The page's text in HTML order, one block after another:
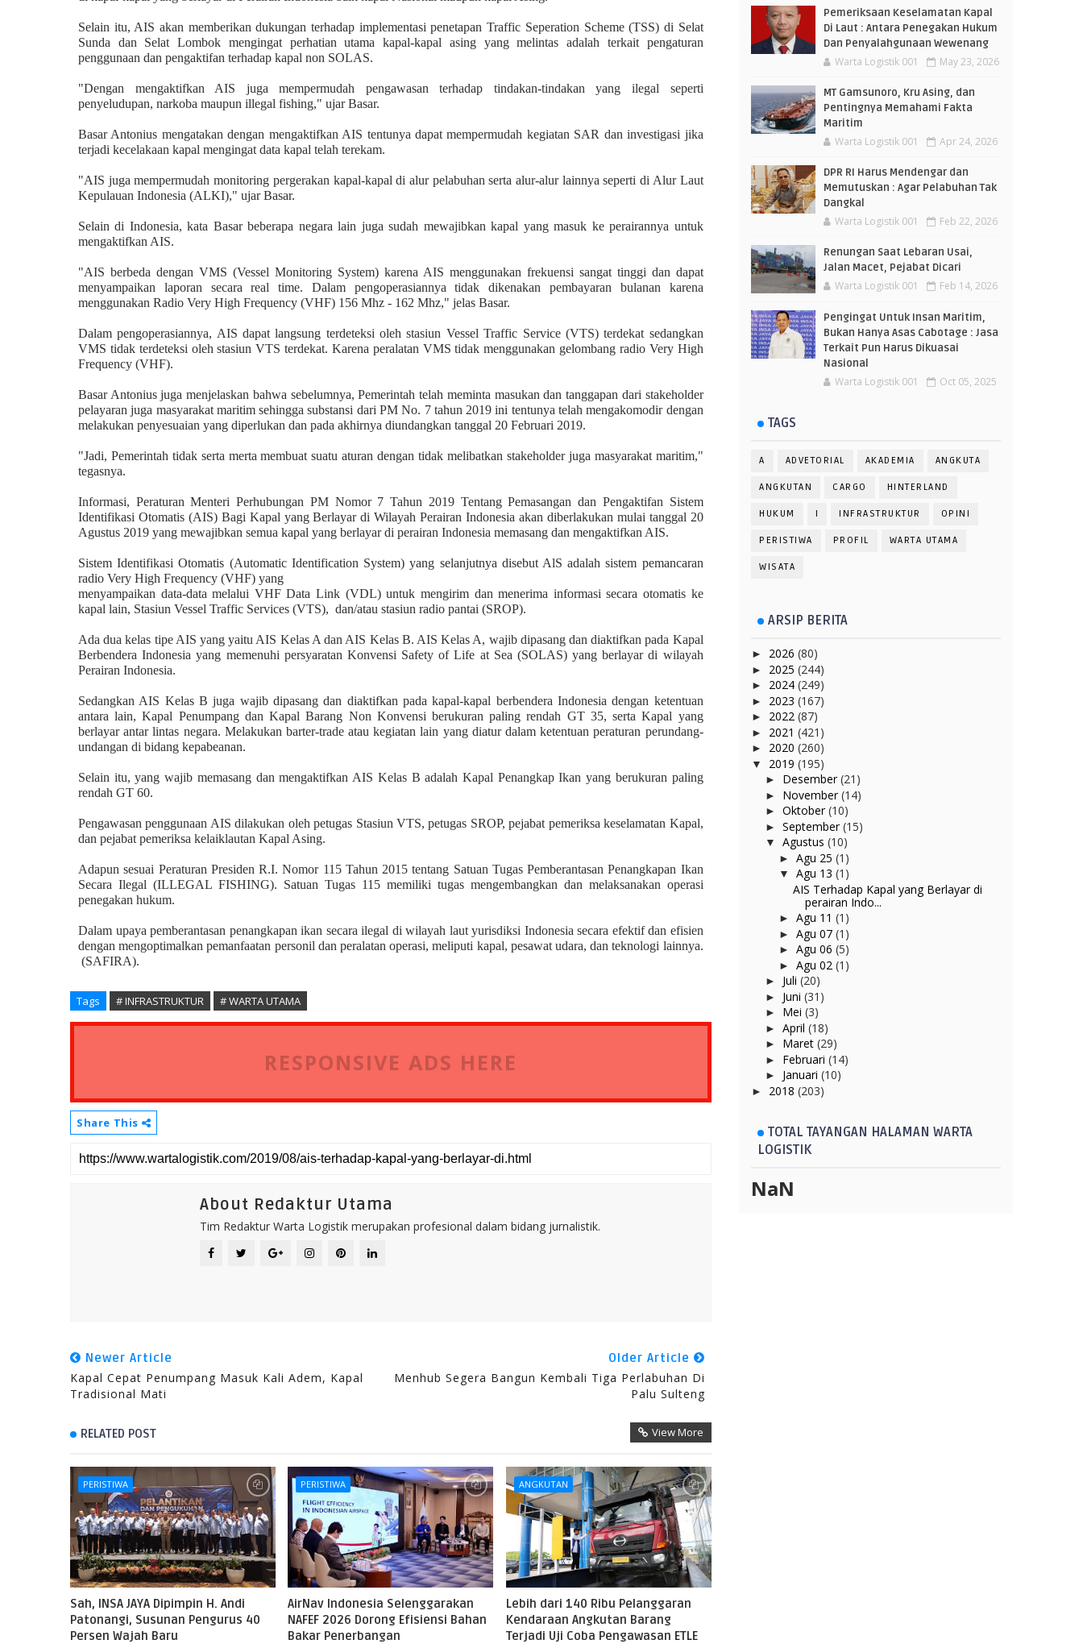
Selain itu, AIS akan memberikan dukungan terhadap implementasi penetapan Traffic Seperation Scheme (TSS) di Selat
Sunda dan Selat Lombok mengingat perhatian utama kapal-kapal asing yang melintas adalah terkait pengaturan
penggunaan dan pengaktifan terhadap kapal non SOLAS.
"Dengan mengaktifkan AIS juga mempermudah pengawasan terhadap tindakan-tindakan yang ilegal seperti
penyeludupan, narkoba maupun illegal fishing," ujar Basar.
Basar Antonius mengatakan dengan mengaktifkan AIS tentunya dapat mempermudah kegiatan SAR dan investigasi jika
terjadi kecelakaan kapal mengingat data kapal telah terekam.
"AIS juga mempermudah monitoring pergerakan kapal-kapal di alur pelabuhan serta alur-alur lainnya seperti di Alur Laut
Kepulauan Indonesia (ALKI)," ujar Basar.
Selain di Indonesia, kata Basar beberapa negara lain juga sudah mewajibkan kapal yang masuk ke perairannya untuk
mengaktifkan AIS.
"AIS berbeda dengan VMS (Vessel Monitoring System) karena AIS menggunakan frekuensi sangat tinggi dan dapat
menyampaikan laporan secara real time. Dalam pengoperasiannya tidak dikenakan pembayaran bulanan karena
menggunakan Radio Very High Frequency (VHF) 156 Mhz - 162 Mhz," jelas Basar.
Dalam pengoperasiannya, AIS dapat langsung terdeteksi oleh stasiun Vessel Traffic Service (VTS) terdekat sedangkan
VMS tidak terdeteksi oleh stasiun VTS terdekat. Karena peralatan VMS tidak menggunakan gelombang radio Very High
Frequency (VHF).
Basar Antonius juga menjelaskan bahwa sebelumnya, Pemerintah telah meminta masukan dan tanggapan dari stakeholder
pelayaran juga masyarakat maritim sehingga substansi dari PM No. 7 tahun 2019 ini tentunya telah mengakomodir dengan
melakukan penyesuaian yang diperlukan dan pada akhirnya diundangkan tanggal 20 Februari 2019.
"Jadi, Pemerintah tidak serta merta membuat suatu aturan dengan tidak melibatkan stakeholder juga masyarakat maritim,"
tegasnya.
Informasi, Peraturan Menteri Perhubungan PM Nomor 7 Tahun 2019 Tentang Pemasangan dan Pengaktifan Sistem
Identifikasi Otomatis (AIS) Bagi Kapal yang Berlayar di Wilayah Perairan Indonesia akan diberlakukan mulai tanggal 20
Agustus 2019 yang mewajibkan semua kapal yang berlayar di perairan Indonesia memasang dan mengaktifkan AIS.
Sistem Identifikasi Otomatis (Automatic Identification System) yang selanjutnya disebut AlS adalah sistem pemancaran
radio Very High Frequency (VHF) yang
menyampaikan data-data melalui VHF Data Link (VDL) untuk mengirim dan menerima informasi secara otomatis ke
kapal lain, Stasiun Vessel Traffic Services (VTS), dan/atau stasiun radio pantai (SROP).
Ada dua kelas tipe AIS yang yaitu AIS Kelas A dan AIS Kelas B. AIS Kelas A, wajib dipasang dan diaktifkan pada Kapal
Berbendera Indonesia yang memenuhi persyaratan Konvensi Safety of Life at Sea (SOLAS) yang berlayar di wilayah
Perairan Indonesia.
Sedangkan AIS Kelas B juga wajib dipasang dan diaktifkan pada kapal-kapal berbendera Indonesia dengan ketentuan
antara lain, Kapal Penumpang dan Kapal Barang Non Konvensi berukuran paling rendah GT 35, serta Kapal yang
berlayar antar lintas negara. Melakukan barter-trade atau kegiatan lain yang diatur dalam ketentuan peraturan perundang-
undangan di bidang kepabeanan.
Selain itu, yang wajib memasang dan mengaktifkan AIS Kelas B adalah Kapal Penangkap Ikan yang berukuran paling
rendah GT 60.
Pengawasan penggunaan AIS dilakukan oleh petugas Stasiun VTS, petugas SROP, pejabat pemeriksa keselamatan Kapal,
dan pejabat pemeriksa kelaiklautan Kapal Asing.
Adapun sesuai Peraturan Presiden R.I. Nomor 115 Tahun 2015 tentang Satuan Tugas Pemberantasan Penangkapan Ikan
Secara Ilegal (ILLEGAL FISHING). Satuan Tugas 115 memiliki tugas mengembangkan dan melaksanakan operasi
penegakan hukum.
Dalam upaya pemberantasan penangkapan ikan secara ilegal di wilayah laut yurisdiksi Indonesia secara efektif dan efisien
dengan mengoptimalkan pemanfaatan personil dan peralatan operasi, meliputi kapal, pesawat udara, dan teknologi lainnya.
(SAFIRA).
Tags # INFRASTRUKTUR # WARTA UTAMA
RESPONSIVE ADS HERE
Share This
About Redaktur Utama
Tim Redaktur Warta Logistik merupakan profesional dalam bidang jurnalistik.
Newer Article
Kapal Cepat Penumpang Masuk Kali Adem, Kapal
Tradisional Mati
Older Article
Menhub Segera Bangun Kembali Tiga Perlabuhan Di
Palu Sulteng
RELATED POST View More
PERISTIWA
Sah, INSA JAYA Dipimpin H. Andi
Patonangi, Susunan Pengurus 40
Persen Wajah Baru
PERISTIWA
AirNav Indonesia Selenggarakan
NAFEF 2026 Dorong Efisiensi Bahan
Bakar Penerbangan
ANGKUTAN
Lebih dari 140 Ribu Pelanggaran
Kendaraan Angkutan Barang
Terjadi Uji Coba Pengawasan ETLE
Pemeriksaan Keselamatan Kapal
Di Laut : Antara Penegakan Hukum
Dan Penyalahgunaan Wewenang
Warta Logistik 001 May 23, 2026
MT Gamsunoro, Kru Asing, dan
Pentingnya Memahami Fakta
Maritim
Warta Logistik 001 Apr 24, 2026
DPR RI Harus Mendengar dan
Memutuskan : Agar Pelabuhan Tak
Dangkal
Warta Logistik 001 Feb 22, 2026
Renungan Saat Lebaran Usai,
Jalan Macet, Pejabat Dicari
Warta Logistik 001 Feb 14, 2026
Pengingat Untuk Insan Maritim,
Bukan Hanya Asas Cabotage : Jasa
Terkait Pun Harus Dikuasai
Nasional
Warta Logistik 001 Oct 05, 2025
TAGS
A ADVETORIAL AKADEMIA ANGKUTA
ANGKUTAN CARGO HINTERLAND
HUKUM I INFRASTRUKTUR OPINI
PERISTIWA PROFIL WARTA UTAMA
WISATA
ARSIP BERITA
► 2026 (80)
► 2025 (244)
► 2024 (249)
► 2023 (167)
► 2022 (87)
► 2021 (421)
► 2020 (260)
▼ 2019 (195)
► Desember(21)
► November(14)
► Oktober(10)
► September(15)
▼ Agustus (10)
► Agu 25 (1)
▼ Agu 13 (1)
AIS Terhadap Kapal yang Berlayar di
perairan Indo...
► Agu 11 (1)
► Agu 07 (1)
► Agu 06 (5)
► Agu 02 (1)
► Juli (20)
► Juni (31)
► Mei (3)
► April (18)
► Maret (29)
► Februari (14)
► Januari (10)
► 2018 (203)
TOTAL TAYANGAN HALAMAN WARTA
LOGISTIK
NaN